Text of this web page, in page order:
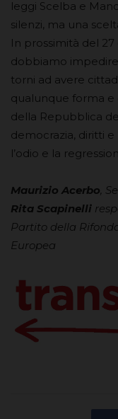
leggi Scelba e
silenzi, ma una
In prossimità del
dobbiamo
torni ad avere
qualunque forma e
della Repubblica
democrazia, diritti
l’odio e la
Maurizio Acerbo ,
Rita Scapinelli
Partito della
Europea